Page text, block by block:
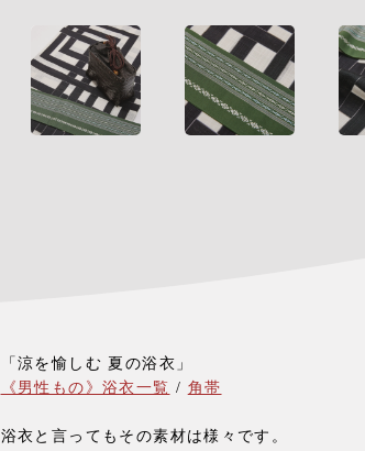
「涼を愉しむ 夏の浴衣」
《男性もの》浴衣一覧 / 角帯
浴衣と言ってもその素材は様々です。